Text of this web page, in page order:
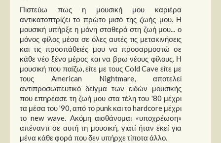
Πιστεύω πως η μουσική μου καριέρα
αντικατοπτρίζει το πρώτο μισό της ζωής μου. Η
μουσική υπήρξε η μόνη σταθερά στη ζωή μου... ο
μόνος φίλος μέσα σε όλες αυτές τις μετακινήσεις
και τις προσπάθειές μου να προσαρμοστώ σε
κάθε νέο ξένο μέρος και να βρω νέους φίλους. Η
μουσική που παίζω, είτε με τους Cold Cave είτε με
τους American Nightmare, αποτελεί
αντιπροσωπευτικό δείγμα των ειδών μουσικής
που επηρέασε τη ζωή μου στα τέλη του '80 μέχρι
τα μέσα του '90, από το punk και το hardcore μέχρι
το new wave. Ακόμη αισθάνομαι «υποχρέωση»
απέναντι σε αυτή τη μουσική, γιατί ήταν εκεί για
μένα κάθε φορά που δεν υπήρχε τίποτα άλλο.